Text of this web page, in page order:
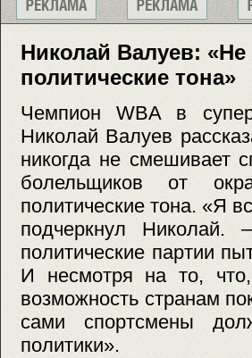
Николай Валуев:
политические тона»
Чемпион WBA в
Николай Валуев
никогда не смешивает
болельщиков от
политические тона. «Я
подчеркнул
политические партии
И несмотря на то,
возможность странам
сами спортсмены
политики».